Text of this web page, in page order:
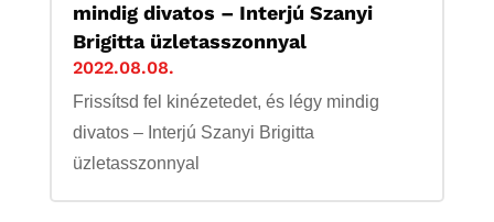
mindig divatos – Interjú Szanyi
Brigitta üzletasszonnyal
2022.08.08.
Frissítsd fel kinézetedet, és légy mindig
divatos – Interjú Szanyi Brigitta
üzletasszonnyal